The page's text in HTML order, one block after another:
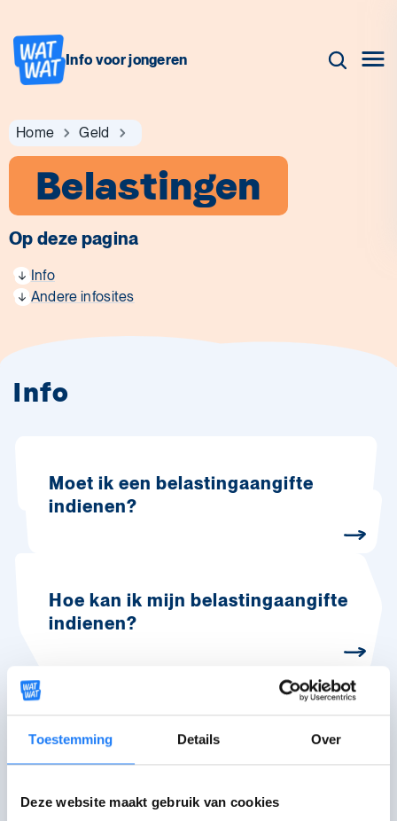
Toestemming Details Over
Deze website maakt gebruik van cookies
Info voor jongeren
Home Geld
Belastingen
Op deze pagina
Info
Andere infosites
Info
Moet ik een belastingaangifte
indienen?
Hoe kan ik mijn belastingaangifte
indienen?
Betaal ik belastingen op mijn
studentenjob?